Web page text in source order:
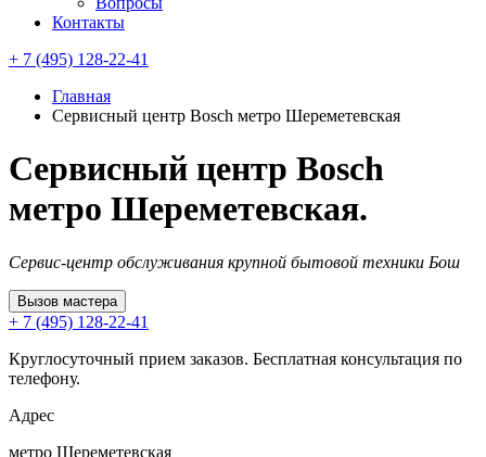
Контакты
+ 7 (495) 128-22-41
Главная
Сервисный центр Bosch метро Шереметевская
Сервисный центр Bosch
метро Шереметевская.
Сервис-центр обслуживания крупной бытовой техники Бош
Вызов мастера
+ 7 (495) 128-22-41
Круглосуточный прием заказов. Бесплатная консультация по
телефону.
Адрес
метро Шереметевская